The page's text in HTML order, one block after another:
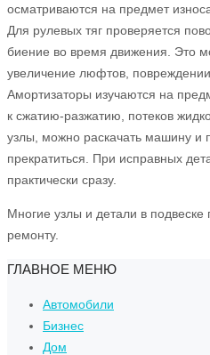
осматриваются на предмет
Для рулевых тяг проверяется
биение во время движения. Это
увеличение люфтов,
Амортизаторы изучаются на
к сжатию-разжатию, потеков
узлы, можно раскачать машину и
прекратиться. При исправных
практически сразу.
Многие узлы и детали в
ремонту.
ГЛАВНОЕ МЕНЮ
Автомобили
Бизнес
Дом